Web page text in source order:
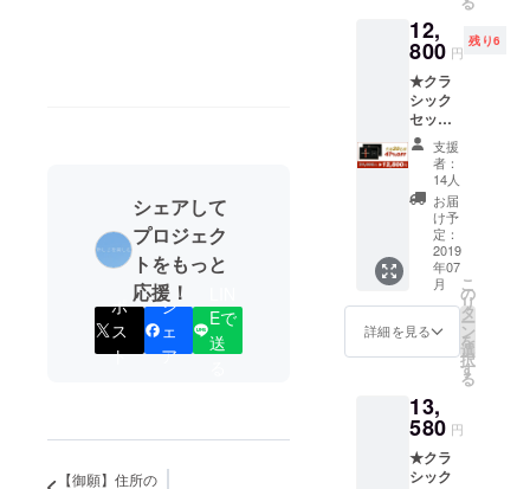
シェアして
プロジェク
トをもっと
応援！
ポ
ス
ト
シ
ェ
ア
Eで
送
【御願】住所の
入り）
・ケー
ス1点
・日本
語取扱
説明書
×1枚 ※
ペン先
はEF、
Fから選
択可能
で、色
は花梨
と黒檀
から選
択可能
です。
ンに関
しまし
ては一
部変更
になる
12,
800 円
残り6
★クラ
シック
セット2
点 （一
般販売
予定価
格
24,000
円） <1
セット>
詳細：
・万年
筆1点
・カー
ドリッ
ジ1セッ
入り）
・ケー
ス1点
・日本
語取扱
支援
者：
14人
お届
け予
定：
2019
年07
月
詳細を見る
こ
の
リ
タ
ー
ン
を
選
択
す
る
13,
580 円
★クラ
シック